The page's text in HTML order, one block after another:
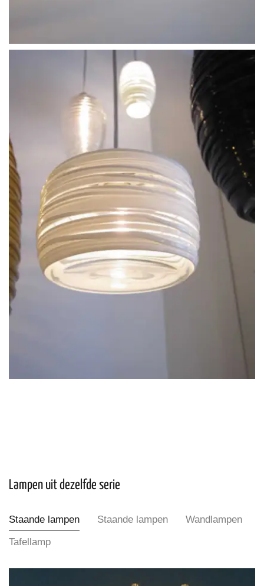
Lampen uit dezelfde serie
Staande lampen Staande lampen
Wandlampen
Tafellamp